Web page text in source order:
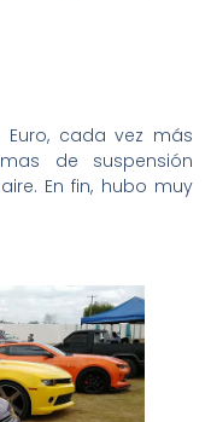
cada vez más
de suspensión
En fin, hubo muy